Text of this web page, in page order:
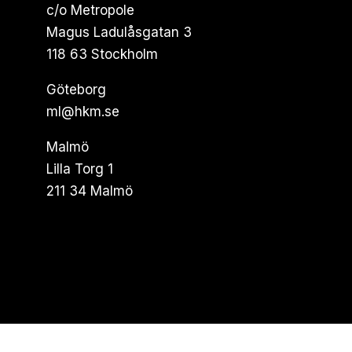
c/o Metropole
Magus Ladulåsgatan 3
118 63 Stockholm
Göteborg
ml@hkm.se
Malmö
Lilla Torg 1
211 34 Malmö